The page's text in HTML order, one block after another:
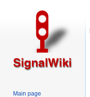
Main page